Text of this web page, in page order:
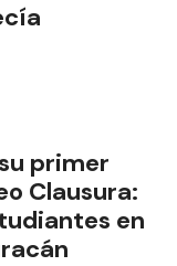
primer
Clausura:
en